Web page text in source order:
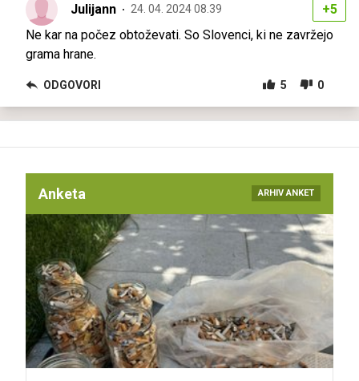
Julijann 24. 04. 2024 08.39
+5
Ne kar na počez obtoževati. So Slovenci, ki ne zavržejo
grama hrane.
ODGOVORI 5 0
Anketa ARHIV ANKET